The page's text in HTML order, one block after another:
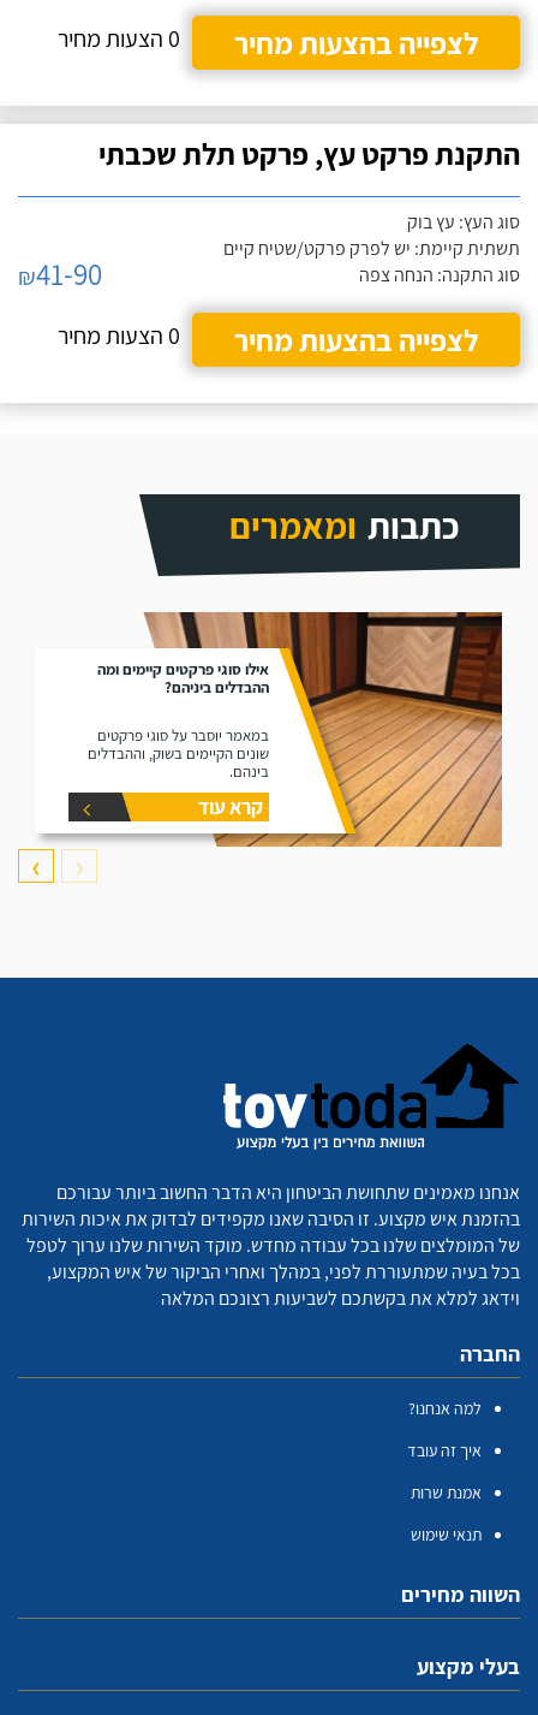
לצפייה בהצעות מחיר
0 הצעות מחיר
התקנת פרקט עץ, פרקט תלת שכבתי
סוג העץ: עץ בוק
תשתית קיימת: יש לפרק פרקט/שטיח קיים
סוג התקנה: הנחה צפה
₪41-90
לצפייה בהצעות מחיר
0 הצעות מחיר
כתבות ומאמרים
אילו סוגי פרקטים קיימים ומה
ההבדלים ביניהם?
במאמר יוסבר על סוגי פרקטים
שונים הקיימים בשוק, וההבדלים
בינהם.
קרא עוד
❮
❯
אנחנו מאמינים שתחושת הביטחון היא הדבר החשוב ביותר עבורכם
בהזמנת איש מקצוע. זו הסיבה שאנו מקפידים לבדוק את איכות השירות
של המומלצים שלנו בכל עבודה מחדש. מוקד השירות שלנו ערוך לטפל
בכל בעיה שמתעוררת לפני, במהלך ואחרי הביקור של איש המקצוע,
וידאג למלא את בקשתכם לשביעות רצונכם המלאה
החברה
למה אנחנו?
איך זה עובד
אמנת שרות
תנאי שימוש
השווה מחירים
בעלי מקצוע